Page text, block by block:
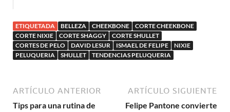
ETIQUETADA BELLEZA CHEEKBONE
CORTE CHEEKBONE
CORTE NIXIE
CORTE SHAGGY
CORTE SHULLET
CORTES DE PELO
DAVID LESUR ISMAEL DE FELIPE
NIXIE
PELUQUERIA
SHULLET TENDENCIAS PELUQUERIA
ARTÍCULO ANTERIOR
Tips para una rutina de
ARTÍCULO SIGUIENTE
Felipe Pantone convierte